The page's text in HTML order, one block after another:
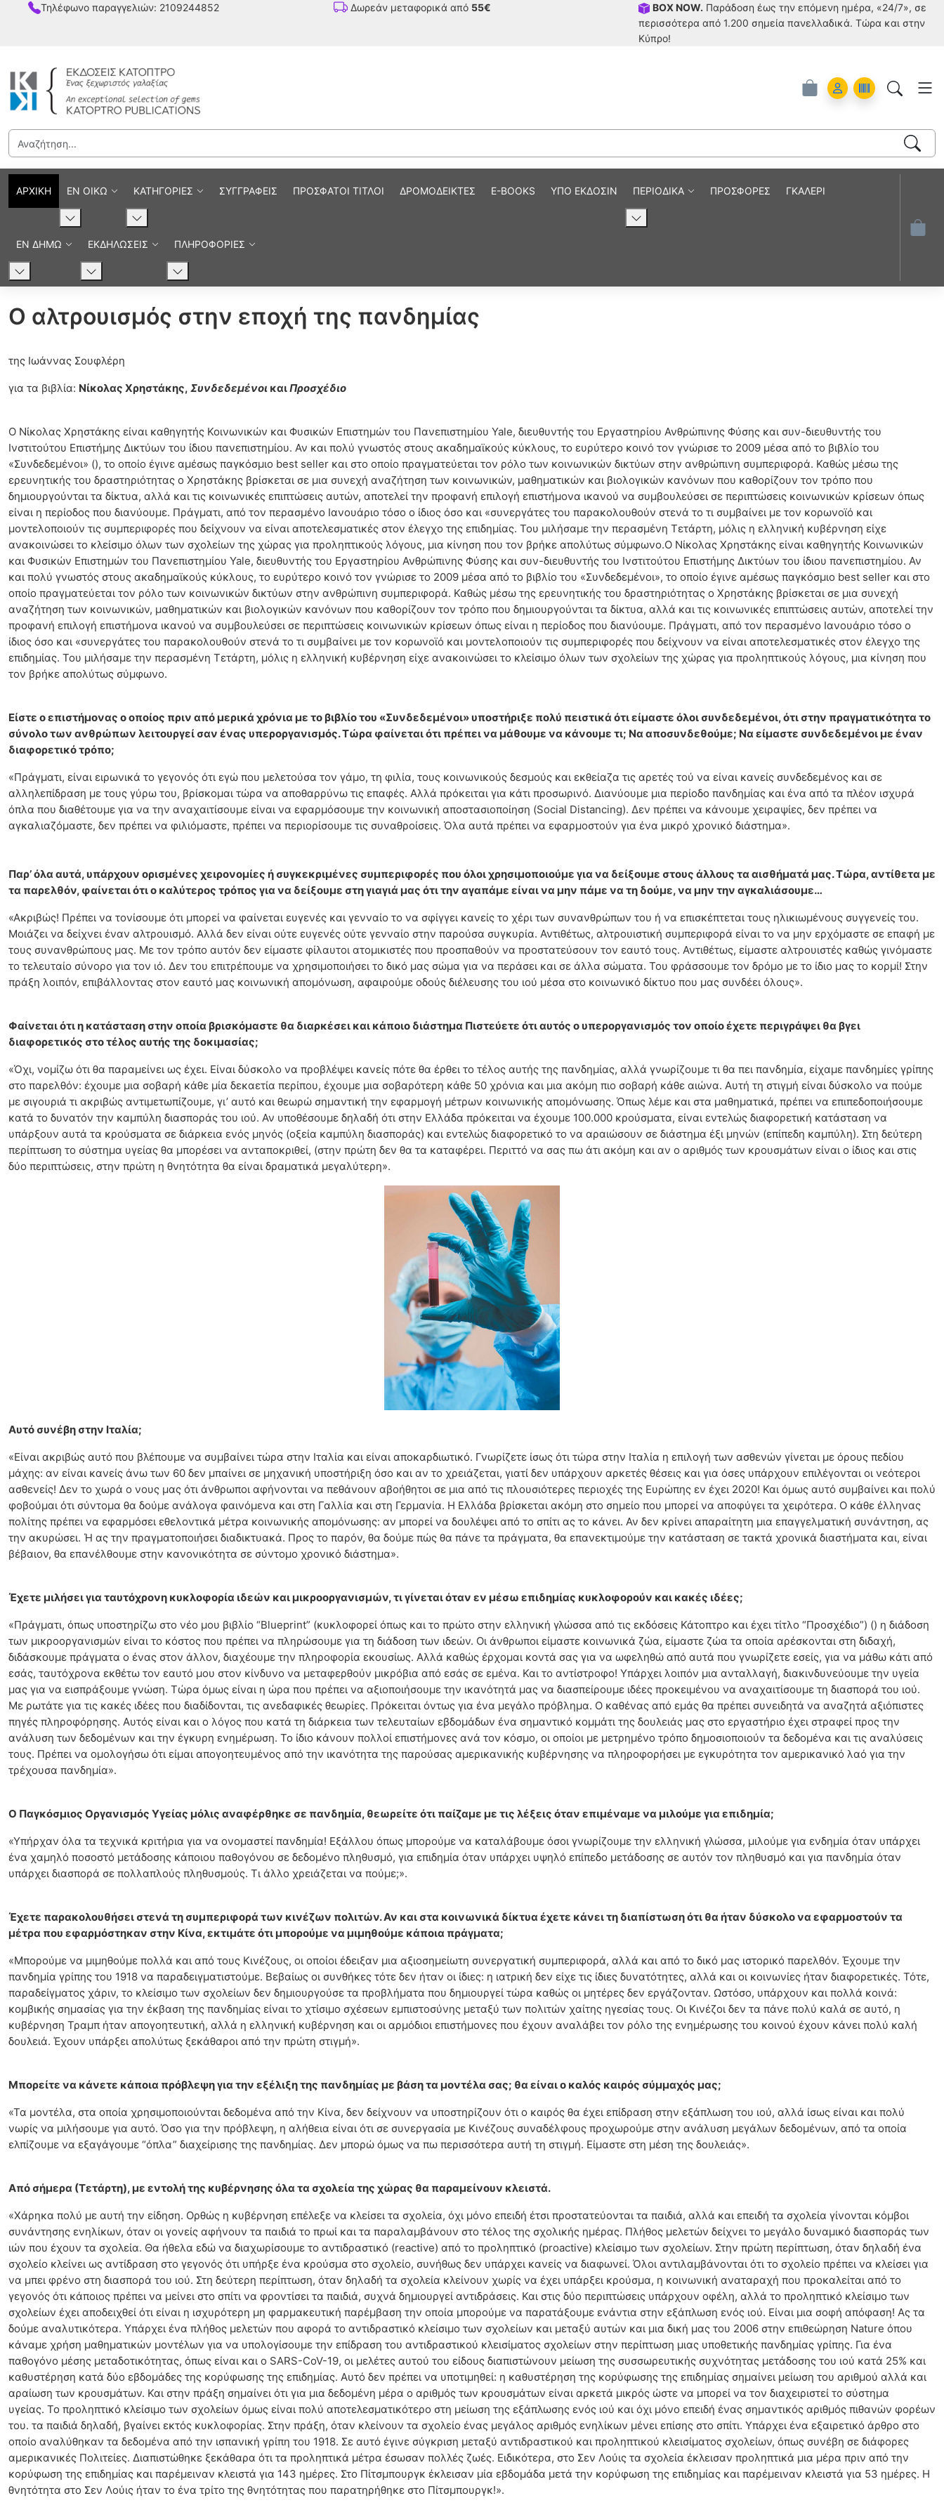
Τηλέφωνο παραγγελιών: 2109244852 Δωρεάν μεταφορικά από 55€ BOX NOW. Παράδοση έως την επόμενη ημέρα, «24/7», σε
περισσότερα από 1.200 σημεία πανελλαδικά. Tώρα και στην
Κύπρο!
Account
Orders
ΑΡΧΙΚΗ ΕΝ ΟΙΚΩ ΚΑΤΗΓΟΡΙΕΣ ΣΥΓΓΡΑΦΕΙΣ ΠΡΟΣΦΑΤΟΙ ΤΙΤΛΟΙ ΔΡΟΜΟΔΕΙΚΤΕΣ E-BOOKS ΥΠΟ ΕΚΔΟΣΙΝ ΠΕΡΙΟΔΙΚΑ ΠΡΟΣΦΟΡΕΣ ΓΚΑΛΕΡΙ
ΕΝ ΔΗΜΩ ΕΚΔΗΛΩΣΕΙΣ ΠΛΗΡΟΦΟΡΙΕΣ
Ο αλτρουισμός στην εποχή της πανδημίας
της Ιωάννας Σουφλέρη
για τα βιβλία: Νίκολας Χρηστάκης, Συνδεδεμένοι καιΠροσχέδιο
Ο Νίκολας Χρηστάκης είναι καθηγητής Κοινωνικών και Φυσικών Επιστημών του Πανεπιστημίου Yale, διευθυντής του Εργαστηρίου Ανθρώπινης Φύσης και συν-διευθυντής του
Ινστιτούτου Επιστήμης Δικτύων του ίδιου πανεπιστημίου. Αν και πολύ γνωστός στους ακαδημαϊκούς κύκλους, το ευρύτερο κοινό τον γνώρισε το 2009 μέσα από το βιβλίο του
«Συνδεδεμένοι» (), το οποίο έγινε αμέσως παγκόσμιο best seller και στο οποίο πραγματεύεται τον ρόλο των κοινωνικών δικτύων στην ανθρώπινη συμπεριφορά. Καθώς μέσω της
ερευνητικής του δραστηριότητας ο Χρηστάκης βρίσκεται σε μια συνεχή αναζήτηση των κοινωνικών, μαθηματικών και βιολογικών κανόνων που καθορίζουν τον τρόπο που
δημιουργούνται τα δίκτυα, αλλά και τις κοινωνικές επιπτώσεις αυτών, αποτελεί την προφανή επιλογή επιστήμονα ικανού να συμβουλεύσει σε περιπτώσεις κοινωνικών κρίσεων όπως
είναι η περίοδος που διανύουμε. Πράγματι, από τον περασμένο Ιανουάριο τόσο ο ίδιος όσο και «συνεργάτες του παρακολουθούν στενά το τι συμβαίνει με τον κορωνοϊό και
μοντελοποιούν τις συμπεριφορές που δείχνουν να είναι αποτελεσματικές στον έλεγχο της επιδημίας. Του μιλήσαμε την περασμένη Τετάρτη, μόλις η ελληνική κυβέρνηση είχε
ανακοινώσει το κλείσιμο όλων των σχολείων της χώρας για προληπτικούς λόγους, μια κίνηση που τον βρήκε απολύτως σύμφωνο.Ο Νίκολας Χρηστάκης είναι καθηγητής Κοινωνικών
και Φυσικών Επιστημών του Πανεπιστημίου Yale, διευθυντής του Εργαστηρίου Ανθρώπινης Φύσης και συν-διευθυντής του Ινστιτούτου Επιστήμης Δικτύων του ίδιου πανεπιστημίου. Αν
και πολύ γνωστός στους ακαδημαϊκούς κύκλους, το ευρύτερο κοινό τον γνώρισε το 2009 μέσα από το βιβλίο του «Συνδεδεμένοι», το οποίο έγινε αμέσως παγκόσμιο best seller και στο
οποίο πραγματεύεται τον ρόλο των κοινωνικών δικτύων στην ανθρώπινη συμπεριφορά. Καθώς μέσω της ερευνητικής του δραστηριότητας ο Χρηστάκης βρίσκεται σε μια συνεχή
αναζήτηση των κοινωνικών, μαθηματικών και βιολογικών κανόνων που καθορίζουν τον τρόπο που δημιουργούνται τα δίκτυα, αλλά και τις κοινωνικές επιπτώσεις αυτών, αποτελεί την
προφανή επιλογή επιστήμονα ικανού να συμβουλεύσει σε περιπτώσεις κοινωνικών κρίσεων όπως είναι η περίοδος που διανύουμε. Πράγματι, από τον περασμένο Ιανουάριο τόσο ο
ίδιος όσο και «συνεργάτες του παρακολουθούν στενά το τι συμβαίνει με τον κορωνοϊό και μοντελοποιούν τις συμπεριφορές που δείχνουν να είναι αποτελεσματικές στον έλεγχο της
επιδημίας. Του μιλήσαμε την περασμένη Τετάρτη, μόλις η ελληνική κυβέρνηση είχε ανακοινώσει το κλείσιμο όλων των σχολείων της χώρας για προληπτικούς λόγους, μια κίνηση που
τον βρήκε απολύτως σύμφωνο.
Είστε ο επιστήμονας ο οποίος πριν από μερικά χρόνια με το βιβλίο του «Συνδεδεμένοι» υποστήριξε πολύ πειστικά ότι είμαστε όλοι συνδεδεμένοι, ότι στην πραγματικότητα το
σύνολο των ανθρώπων λειτουργεί σαν ένας υπεροργανισμός. Τώρα φαίνεται ότι πρέπει να μάθουμε να κάνουμε τι; Να αποσυνδεθούμε; Να είμαστε συνδεδεμένοι με έναν
διαφορετικό τρόπο;
«Πράγματι, είναι ειρωνικά το γεγονός ότι εγώ που μελετούσα τον γάμο, τη φιλία, τους κοινωνικούς δεσμούς και εκθείαζα τις αρετές τού να είναι κανείς συνδεδεμένος και σε
αλληλεπίδραση με τους γύρω του, βρίσκομαι τώρα να αποθαρρύνω τις επαφές. Αλλά πρόκειται για κάτι προσωρινό. Διανύουμε μια περίοδο πανδημίας και ένα από τα πλέον ισχυρά
όπλα που διαθέτουμε για να την αναχαιτίσουμε είναι να εφαρμόσουμε την κοινωνική αποστασιοποίηση (Social Distancing). Δεν πρέπει να κάνουμε χειραψίες, δεν πρέπει να
αγκαλιαζόμαστε, δεν πρέπει να φιλιόμαστε, πρέπει να περιορίσουμε τις συναθροίσεις. Όλα αυτά πρέπει να εφαρμοστούν για ένα μικρό χρονικό διάστημα».
Παρ’ όλα αυτά, υπάρχουν ορισμένες χειρονομίες ή συγκεκριμένες συμπεριφορές που όλοι χρησιμοποιούμε για να δείξουμε στους άλλους τα αισθήματά μας. Τώρα, αντίθετα με
τα παρελθόν, φαίνεται ότι ο καλύτερος τρόπος για να δείξουμε στη γιαγιά μας ότι την αγαπάμε είναι να μην πάμε να τη δούμε, να μην την αγκαλιάσουμε…
«Ακριβώς! Πρέπει να τονίσουμε ότι μπορεί να φαίνεται ευγενές και γενναίο το να σφίγγει κανείς το χέρι των συνανθρώπων του ή να επισκέπτεται τους ηλικιωμένους συγγενείς του.
Μοιάζει να δείχνει έναν αλτρουισμό. Αλλά δεν είναι ούτε ευγενές ούτε γενναίο στην παρούσα συγκυρία. Αντιθέτως, αλτρουιστική συμπεριφορά είναι το να μην ερχόμαστε σε επαφή με
τους συνανθρώπους μας. Με τον τρόπο αυτόν δεν είμαστε φίλαυτοι ατομικιστές που προσπαθούν να προστατεύσουν τον εαυτό τους. Αντιθέτως, είμαστε αλτρουιστές καθώς γινόμαστε
το τελευταίο σύνορο για τον ιό. Δεν του επιτρέπουμε να χρησιμοποιήσει το δικό μας σώμα για να περάσει και σε άλλα σώματα. Του φράσσουμε τον δρόμο με το ίδιο μας το κορμί! Στην
πράξη λοιπόν, επιβάλλοντας στον εαυτό μας κοινωνική απομόνωση, αφαιρούμε οδούς διέλευσης του ιού μέσα στο κοινωνικό δίκτυο που μας συνδέει όλους».
Φαίνεται ότι η κατάσταση στην οποία βρισκόμαστε θα διαρκέσει και κάποιο διάστημα Πιστεύετε ότι αυτός ο υπεροργανισμός τον οποίο έχετε περιγράψει θα βγει
διαφορετικός στο τέλος αυτής της δοκιμασίας;
«Όχι, νομίζω ότι θα παραμείνει ως έχει. Είναι δύσκολο να προβλέψει κανείς πότε θα έρθει το τέλος αυτής της πανδημίας, αλλά γνωρίζουμε τι θα πει πανδημία, είχαμε πανδημίες γρίπης
στο παρελθόν: έχουμε μια σοβαρή κάθε μία δεκαετία περίπου, έχουμε μια σοβαρότερη κάθε 50 χρόνια και μια ακόμη πιο σοβαρή κάθε αιώνα. Αυτή τη στιγμή είναι δύσκολο να πούμε
με σιγουριά τι ακριβώς αντιμετωπίζουμε, γι’ αυτό και θεωρώ σημαντική την εφαρμογή μέτρων κοινωνικής απομόνωσης. Όπως λέμε και στα μαθηματικά, πρέπει να επιπεδοποιήσουμε
κατά το δυνατόν την καμπύλη διασποράς του ιού. Αν υποθέσουμε δηλαδή ότι στην Ελλάδα πρόκειται να έχουμε 100.000 κρούσματα, είναι εντελώς διαφορετική κατάσταση να
υπάρξουν αυτά τα κρούσματα σε διάρκεια ενός μηνός (οξεία καμπύλη διασποράς) και εντελώς διαφορετικό το να αραιώσουν σε διάστημα έξι μηνών (επίπεδη καμπύλη). Στη δεύτερη
περίπτωση το σύστημα υγείας θα μπορέσει να ανταποκριθεί, (στην πρώτη δεν θα τα καταφέρει. Περιττό να σας πω άτι ακόμη και αν ο αριθμός των κρουσμάτων είναι ο ίδιος και στις
δύο περιπτώσεις, στην πρώτη η θνητότητα θα είναι δραματικά μεγαλύτερη».
Αυτό συνέβη στην Ιταλία;
«Είναι ακριβώς αυτό που βλέπουμε να συμβαίνει τώρα στην Ιταλία και είναι αποκαρδιωτικό. Γνωρίζετε ίσως ότι τώρα στην Ιταλία η επιλογή των ασθενών γίνεται με όρους πεδίου
μάχης: αν είναι κανείς άνω των 60 δεν μπαίνει σε μηχανική υποστήριξη όσο και αν το χρειάζεται, γιατί δεν υπάρχουν αρκετές θέσεις και για όσες υπάρχουν επιλέγονται οι νεότεροι
ασθενείς! Δεν το χωρά ο νους μας ότι άνθρωποι αφήνονται να πεθάνουν αβοήθητοι σε μια από τις πλουσιότερες περιοχές της Ευρώπης εν έχει 2020! Και όμως αυτό συμβαίνει και πολύ
φοβούμαι ότι σύντομα θα δούμε ανάλογα φαινόμενα και στη Γαλλία και στη Γερμανία. Η Ελλάδα βρίσκεται ακόμη στο σημείο που μπορεί να αποφύγει τα χειρότερα. Ο κάθε έλληνας
πολίτης πρέπει να εφαρμόσει εθελοντικά μέτρα κοινωνικής απομόνωσης: αν μπορεί να δουλέψει από το σπίτι ας το κάνει. Αν δεν κρίνει απαραίτητη μια επαγγελματική συνάντηση, ας
την ακυρώσει. Ή ας την πραγματοποιήσει διαδικτυακά. Προς το παρόν, θα δούμε πώς θα πάνε τα πράγματα, θα επανεκτιμούμε την κατάσταση σε τακτά χρονικά διαστήματα και, είναι
βέβαιον, θα επανέλθουμε στην κανονικότητα σε σύντομο χρονικό διάστημα».
Έχετε μιλήσει για ταυτόχρονη κυκλοφορία ιδεών και μικροοργανισμών, τι γίνεται όταν εν μέσω επιδημίας κυκλοφορούν και κακές ιδέες;
«Πράγματι, όπως υποστηρίζω στο νέο μου βιβλίο “Blueprint” (κυκλοφορεί όπως και το πρώτο στην ελληνική γλώσσα από τις εκδόσεις Κάτοπτρο και έχει τίτλο “Προσχέδιο”) () η διάδοση
των μικροοργανισμών είναι το κόστος που πρέπει να πληρώσουμε για τη διάδοση των ιδεών. Οι άνθρωποι είμαστε κοινωνικά ζώα, είμαστε ζώα τα οποία αρέσκονται στη διδαχή,
διδάσκουμε πράγματα ο ένας στον άλλον, διαχέουμε την πληροφορία εκουσίως. Αλλά καθώς έρχομαι κοντά σας για να ωφεληθώ από αυτά που γνωρίζετε εσείς, για να μάθω κάτι από
εσάς, ταυτόχρονα εκθέτω τον εαυτό μου στον κίνδυνο να μεταφερθούν μικρόβια από εσάς σε εμένα. Και το αντίστροφο! Υπάρχει λοιπόν μια ανταλλαγή, διακινδυνεύουμε την υγεία
μας για να εισπράξουμε γνώση. Τώρα όμως είναι η ώρα που πρέπει να αξιοποιήσουμε την ικανότητά μας να διασπείρουμε ιδέες προκειμένου να αναχαιτίσουμε τη διασπορά του ιού.
Με ρωτάτε για τις κακές ιδέες που διαδίδονται, τις ανεδαφικές θεωρίες. Πρόκειται όντως για ένα μεγάλο πρόβλημα. Ο καθένας από εμάς θα πρέπει συνειδητά να αναζητά αξιόπιστες
πηγές πληροφόρησης. Αυτός είναι και ο λόγος που κατά τη διάρκεια των τελευταίων εβδομάδων ένα σημαντικό κομμάτι της δουλειάς μας στο εργαστήριο έχει στραφεί προς την
ανάλυση των δεδομένων και την έγκυρη ενημέρωση. Το ίδιο κάνουν πολλοί επιστήμονες ανά τον κόσμο, οι οποίοι με μετρημένο τρόπο δημοσιοποιούν τα δεδομένα και τις αναλύσεις
τους. Πρέπει να ομολογήσω ότι είμαι απογοητευμένος από την ικανότητα της παρούσας αμερικανικής κυβέρνησης να πληροφορήσει με εγκυρότητα τον αμερικανικό λαό για την
τρέχουσα πανδημία».
Ο Παγκόσμιος Οργανισμός Υγείας μόλις αναφέρθηκε σε πανδημία, θεωρείτε ότι παίζαμε με τις λέξεις όταν επιμέναμε να μιλούμε για επιδημία;
«Υπήρχαν όλα τα τεχνικά κριτήρια για να ονομαστεί πανδημία! Εξάλλου όπως μπορούμε να καταλάβουμε όσοι γνωρίζουμε την ελληνική γλώσσα, μιλούμε για ενδημία όταν υπάρχει
ένα χαμηλό ποσοστό μετάδοσης κάποιου παθογόνου σε δεδομένο πληθυσμό, για επιδημία όταν υπάρχει υψηλό επίπεδο μετάδοσης σε αυτόν τον πληθυσμό και για πανδημία όταν
υπάρχει διασπορά σε πολλαπλούς πληθυσμούς. Τι άλλο χρειάζεται να πούμε;».
Έχετε παρακολουθήσει στενά τη συμπεριφορά των κινέζων πολιτών. Αν και στα κοινωνικά δίκτυα έχετε κάνει τη διαπίστωση ότι θα ήταν δύσκολο να εφαρμοστούν τα
μέτρα που εφαρμόστηκαν στην Κίνα, εκτιμάτε ότι μπορούμε να μιμηθούμε κάποια πράγματα;
«Μπορούμε να μιμηθούμε πολλά και από τους Κινέζους, οι οποίοι έδειξαν μια αξιοσημείωτη συνεργατική συμπεριφορά, αλλά και από το δικό μας ιστορικό παρελθόν. Έχουμε την
πανδημία γρίπης του 1918 να παραδειγματιστούμε. Βεβαίως οι συνθήκες τότε δεν ήταν οι ίδιες: η ιατρική δεν είχε τις ίδιες δυνατότητες, αλλά και οι κοινωνίες ήταν διαφορετικές. Τότε,
παραδείγματος χάριν, το κλείσιμο των σχολείων δεν δημιουργούσε τα προβλήματα που δημιουργεί τώρα καθώς οι μητέρες δεν εργάζονταν. Ωστόσο, υπάρχουν και πολλά κοινά:
κομβικής σημασίας για την έκβαση της πανδημίας είναι το χτίσιμο σχέσεων εμπιστοσύνης μεταξύ των πολιτών χαίτης ηγεσίας τους. Οι Κινέζοι δεν τα πάνε πολύ καλά σε αυτό, η
κυβέρνηση Τραμπ ήταν απογοητευτική, αλλά η ελληνική κυβέρνηση και οι αρμόδιοι επιστήμονες που έχουν αναλάβει τον ρόλο της ενημέρωσης του κοινού έχουν κάνει πολύ καλή
δουλειά. Έχουν υπάρξει απολύτως ξεκάθαροι από την πρώτη στιγμή».
Μπορείτε να κάνετε κάποια πρόβλεψη για την εξέλιξη της πανδημίας με βάση τα μοντέλα σας; θα είναι ο καλός καιρός σύμμαχός μας;
«Τα μοντέλα, στα οποία χρησιμοποιούνται δεδομένα από την Κίνα, δεν δείχνουν να υποστηρίζουν ότι ο καιρός θα έχει επίδραση στην εξάπλωση του ιού, αλλά ίσως είναι και πολύ
νωρίς να μιλήσουμε για αυτό. Όσο για την πρόβλεψη, η αλήθεια είναι ότι σε συνεργασία με Κινέζους συναδέλφους προχωρούμε στην ανάλυση μεγάλων δεδομένων, από τα οποία
ελπίζουμε να εξαγάγουμε “όπλα” διαχείρισης της πανδημίας. Δεν μπορώ όμως να πω περισσότερα αυτή τη στιγμή. Είμαστε στη μέση της δουλειάς».
Από σήμερα (Τετάρτη), με εντολή της κυβέρνησης όλα τα σχολεία της χώρας θα παραμείνουν κλειστά.
«Χάρηκα πολύ με αυτή την είδηση. Ορθώς η κυβέρνηση επέλεξε να κλείσει τα σχολεία, όχι μόνο επειδή έτσι προστατεύονται τα παιδιά, αλλά και επειδή τα σχολεία γίνονται κόμβοι
συνάντησης ενηλίκων, όταν οι γονείς αφήνουν τα παιδιά το πρωί και τα παραλαμβάνουν στο τέλος της σχολικής ημέρας. Πλήθος μελετών δείχνει το μεγάλο δυναμικό διασποράς των
ιών που έχουν τα σχολεία. Θα ήθελα εδώ να διαχωρίσουμε το αντιδραστικό (reactive) από το προληπτικό (proactive) κλείσιμο των σχολείων. Στην πρώτη περίπτωση, όταν δηλαδή ένα
σχολείο κλείνει ως αντίδραση στο γεγονός ότι υπήρξε ένα κρούσμα στο σχολείο, συνήθως δεν υπάρχει κανείς να διαφωνεί. Όλοι αντιλαμβάνονται ότι το σχολείο πρέπει να κλείσει για
να μπει φρένο στη διασπορά του ιού. Στη δεύτερη περίπτωση, όταν δηλαδή τα σχολεία κλείνουν χωρίς να έχει υπάρξει κρούσμα, η κοινωνική αναταραχή που προκαλείται από το
γεγονός ότι κάποιος πρέπει να μείνει στο σπίτι να φροντίσει τα παιδιά, συχνά δημιουργεί αντιδράσεις. Και στις δύο περιπτώσεις υπάρχουν οφέλη, αλλά το προληπτικό κλείσιμο των
σχολείων έχει αποδειχθεί ότι είναι η ισχυρότερη μη φαρμακευτική παρέμβαση την οποία μπορούμε να παρατάξουμε ενάντια στην εξάπλωση ενός ιού. Είναι μια σοφή απόφαση! Ας τα
δούμε αναλυτικότερα. Υπάρχει ένα πλήθος μελετών που αφορά το αντιδραστικό κλείσιμο των σχολείων και μεταξύ αυτών και μια δική μας του 2006 στην επιθεώρηση Nature όπου
κάναμε χρήση μαθηματικών μοντέλων για να υπολογίσουμε την επίδραση του αντιδραστικού κλεισίματος σχολείων στην περίπτωση μιας υποθετικής πανδημίας γρίπης. Για ένα
παθογόνο μέσης μεταδοτικότητας, όπως είναι και ο SARS-CoV-19, οι μελέτες αυτού του είδους διαπιστώνουν μείωση της συσσωρευτικής συχνότητας μετάδοσης του ιού κατά 25% και
καθυστέρηση κατά δύο εβδομάδες της κορύφωσης της επιδημίας. Αυτό δεν πρέπει να υποτιμηθεί: η καθυστέρηση της κορύφωσης της επιδημίας σημαίνει μείωση του αριθμού αλλά και
αραίωση των κρουσμάτων. Και στην πράξη σημαίνει ότι για μια δεδομένη μέρα ο αριθμός των κρουσμάτων είναι αρκετά μικρός ώστε να μπορεί να τον διαχειριστεί το σύστημα
υγείας. Το προληπτικό κλείσιμο των σχολείων όμως είναι πολύ αποτελεσματικότερο στη μείωση της εξάπλωσης ενός ιού και όχι μόνο επειδή ένας σημαντικός αριθμός πιθανών φορέων
του. τα παιδιά δηλαδή, βγαίνει εκτός κυκλοφορίας. Στην πράξη, όταν κλείνουν τα σχολείο ένας μεγάλος αριθμός ενηλίκων μένει επίσης στο σπίτι. Υπάρχει ένα εξαιρετικό άρθρο στο
οποίο αναλύθηκαν τα δεδομένα από την ισπανική γρίπη του 1918. Σε αυτό έγινε σύγκριση μεταξύ αντιδραστικού και προληπτικού κλεισίματος σχολείων, όπως συνέβη σε διάφορες
αμερικανικές Πολιτείες. Διαπιστώθηκε ξεκάθαρα ότι τα προληπτικά μέτρα έσωσαν πολλές ζωές. Ειδικότερα, στο Σεν Λούις τα σχολεία έκλεισαν προληπτικά μια μέρα πριν από την
κορύφωση της επιδημίας και παρέμειναν κλειστά για 143 ημέρες. Στο Πίτσμπουργκ έκλεισαν μία εβδομάδα μετά την κορύφωση της επιδημίας και παρέμειναν κλειστά για 53 ημέρες. Η
θνητότητα στο Σεν Λούις ήταν το ένα τρίτο της θνητότητας που παρατηρήθηκε στο Πίτσμπουργκ!».